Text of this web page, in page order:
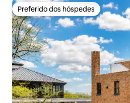
Preferido dos hóspedes
Preferido dos hóspedes